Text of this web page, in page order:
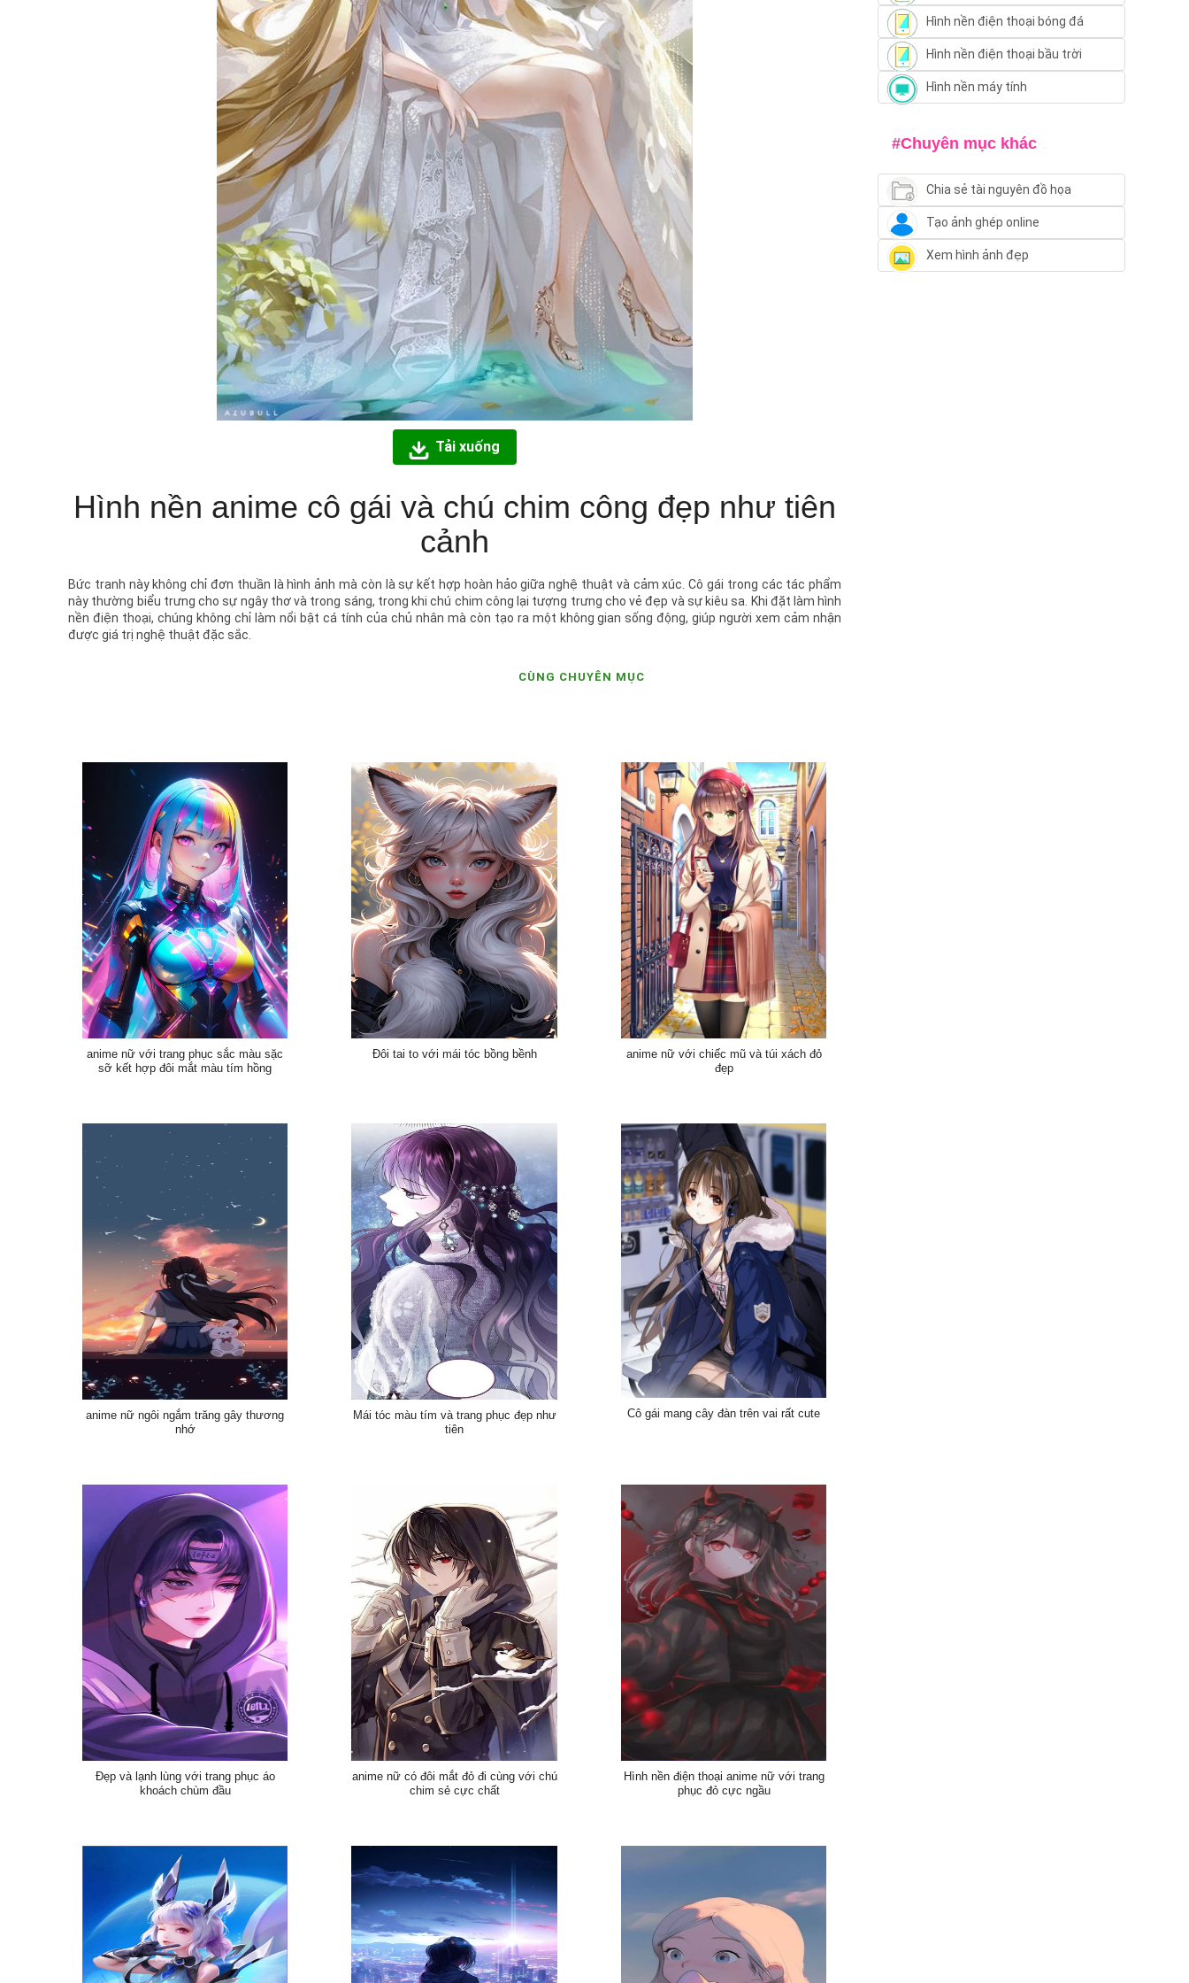
Tải xuống
Hình nền anime cô gái và chú chim công đẹp như tiên
cảnh
Bức tranh này không chỉ đơn thuần là hình ảnh mà còn là sự kết hợp hoàn hảo giữa nghệ thuật và cảm xúc. Cô gái trong các tác phẩm
này thường biểu trưng cho sự ngây thơ và trong sáng, trong khi chú chim công lại tượng trưng cho vẻ đẹp và sự kiêu sa. Khi đặt làm hình
nền điện thoại, chúng không chỉ làm nổi bật cá tính của chủ nhân mà còn tạo ra một không gian sống động, giúp người xem cảm nhận
được giá trị nghệ thuật đặc sắc.
CÙNG CHUYÊN MỤC
anime nữ với trang phục sắc màu sặc
sỡ kết hợp đôi mắt màu tím hồng
Đôi tai to với mái tóc bồng bềnh
anime nữ với chiếc mũ và túi xách đỏ
đẹp
anime nữ ngôi ngắm trăng gây thương
nhớ
Mái tóc màu tím và trang phục đẹp như
tiên
Cô gái mang cây đàn trên vai rất cute
Đẹp và lạnh lùng với trang phục áo
khoách chùm đầu
anime nữ có đôi mắt đỏ đi cùng với chú
chim sẻ cực chất
Hình nền điện thoại anime nữ với trang
phục đỏ cực ngầu
Hình nền điện thoại bóng đá
Hình nền điện thoại bầu trời
Hình nền máy tính
#Chuyên mục khác
Chia sẻ tài nguyên đồ họa
Tạo ảnh ghép online
Xem hình ảnh đẹp